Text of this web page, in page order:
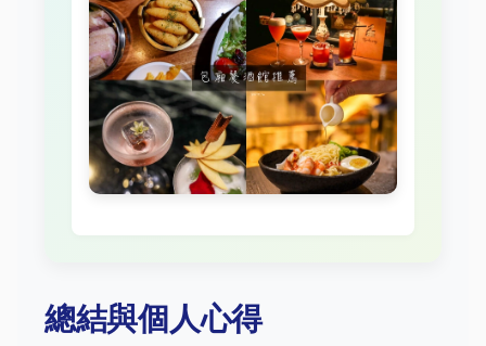
總結與個人心得